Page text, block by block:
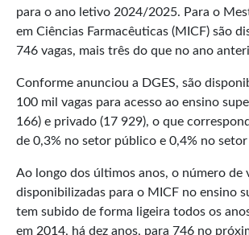
para o ano letivo 2024/2025. Para o
em Ciências Farmacêuticas (MICF) são
746 vagas, mais três do que no ano
Conforme anunciou a DGES, são
100 mil vagas para acesso ao ensino
166) e privado (17 929), o que
de 0,3% no setor público e 0,4% no
Ao longo dos últimos anos, o número de
disponibilizadas para o MICF no ensino
tem subido de forma ligeira todos os
em 2014, há dez anos, para 746 no